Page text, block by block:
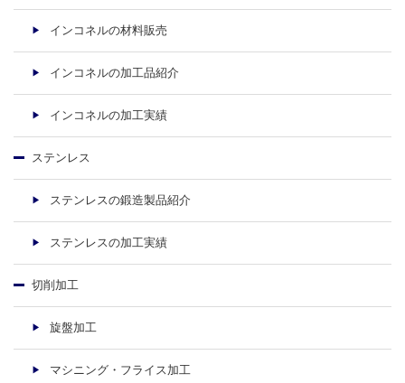
インコネルの材料販売
インコネルの加工品紹介
インコネルの加工実績
ステンレス
ステンレスの鍛造製品紹介
ステンレスの加工実績
切削加工
旋盤加工
マシニング・フライス加工